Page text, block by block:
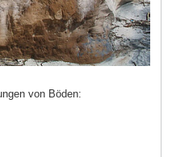
von Böden: